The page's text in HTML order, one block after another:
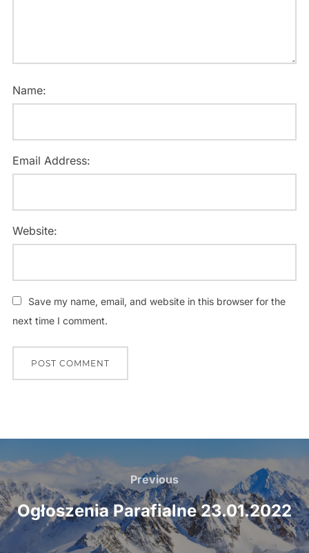
Name:
Email Address:
Website:
Save my name, email, and website in this browser for the
next time I comment.
Nawigacja
wpisu
Previous
Previous
Ogłoszenia Parafialne 23.01.2022